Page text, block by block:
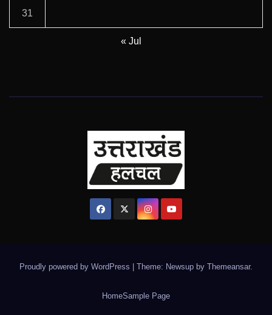
31
« Jul
Proudly powered by WordPress | Theme: Newsup by Themeansar.
HomeSample Page